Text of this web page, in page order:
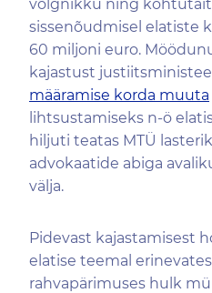
võlgnikku ning
sissenõudmisel elatiste
60 miljoni euro.
kajastust
määramise korda muuta
lihtsustamiseks n-ö
hiljuti teatas MTÜ
advokaatide abiga
välja.
Pidevast kajastamisest
elatise teemal
rahvapärimuses hulk